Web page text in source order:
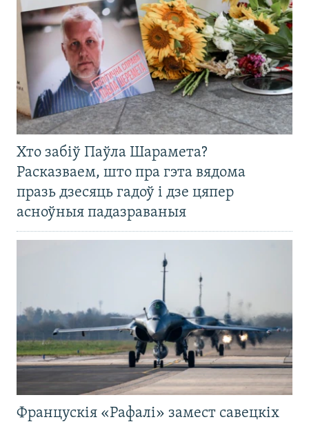
Хто забіў Паўла Шарамета?
Расказваем, што пра гэта вядома
празь дзесяць гадоў і дзе цяпер
асноўныя падазраваныя
Францускія «Рафалі» замест савецкіх